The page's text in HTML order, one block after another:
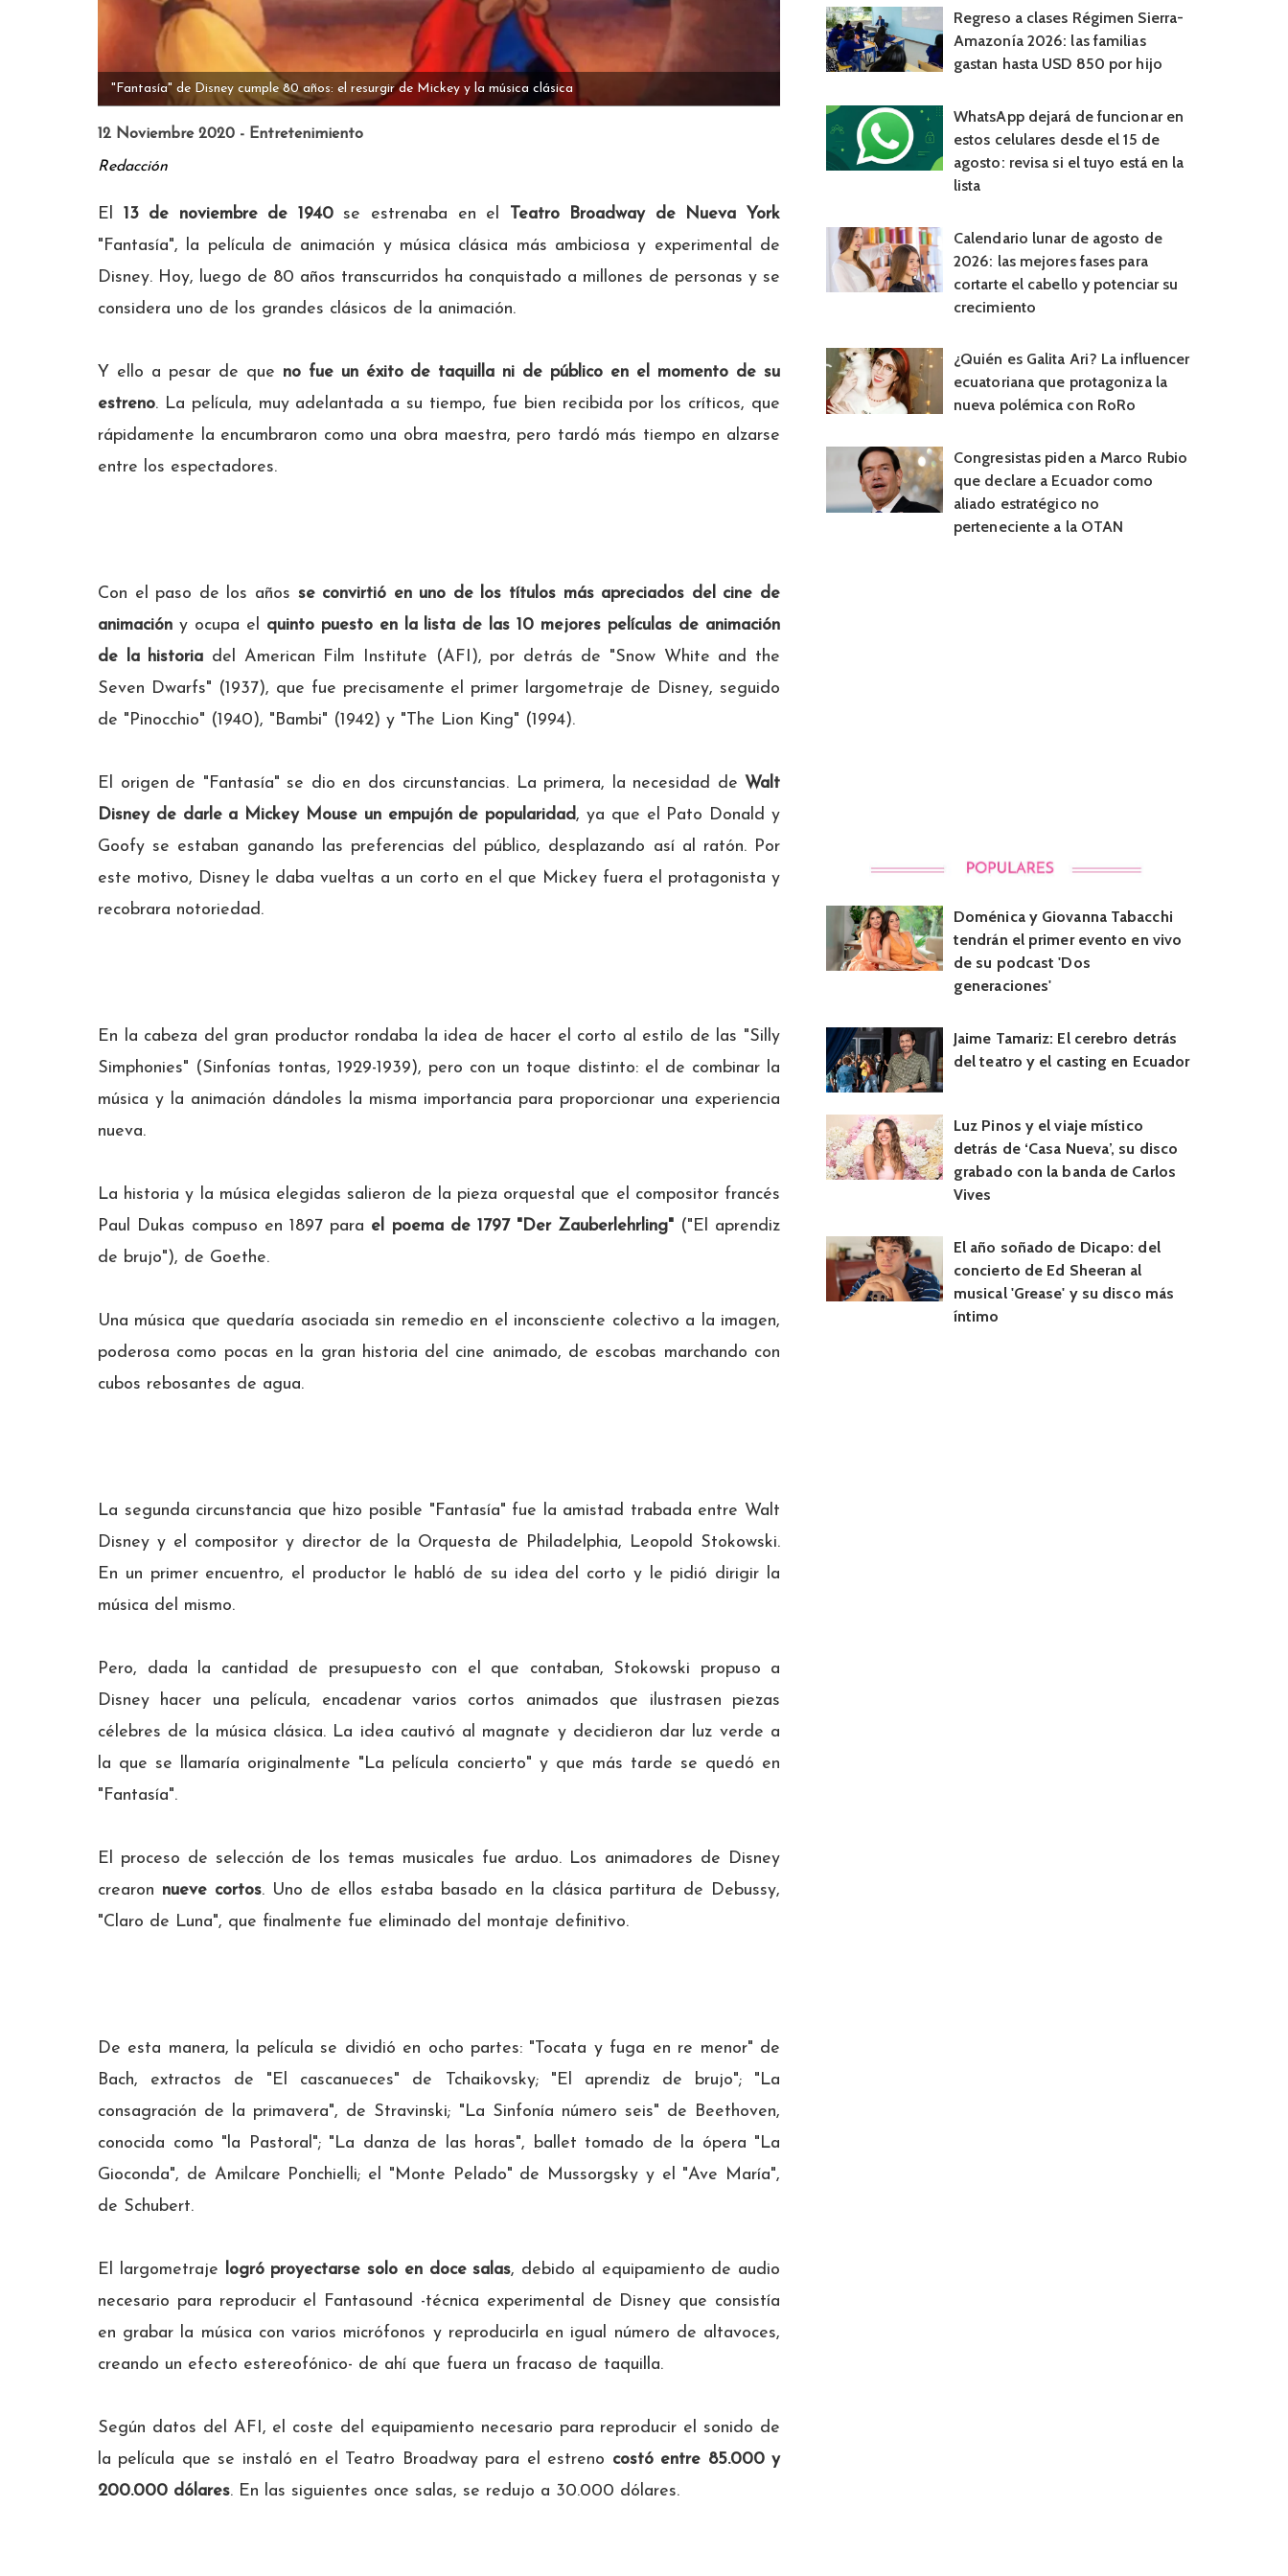
"Fantasía" de Disney cumple 80 años: el resurgir de Mickey y la música clásica
12 Noviembre 2020 - Entretenimiento
Redacción
El 13 de noviembre de 1940se estrenaba en el Teatro Broadway de Nueva York
"Fantasía", la película de animación y música clásica más ambiciosa y experimental de
Disney. Hoy, luego de 80 años transcurridos ha conquistado a millones de personas y se
considera uno de los grandes clásicos de la animación.
Y ello a pesar de que no fue un éxito de taquilla ni de público en el momento de su
estreno. La película, muy adelantada a su tiempo, fue bien recibida por los críticos, que
rápidamente la encumbraron como una obra maestra, pero tardó más tiempo en alzarse
entre los espectadores.
Con el paso de los años se convirtió en uno de los títulos más apreciados del cine de
animación y ocupa el quinto puesto en la lista de las 10 mejores películas de animación
de la historia del American Film Institute (AFI), por detrás de "Snow White and the
Seven Dwarfs" (1937), que fue precisamente el primer largometraje de Disney, seguido
de "Pinocchio" (1940), "Bambi" (1942) y "The Lion King" (1994).
El origen de "Fantasía" se dio en dos circunstancias. La primera, la necesidad de Walt
Disney de darle a Mickey Mouse un empujón de popularidad, ya que el Pato Donald y
Goofy se estaban ganando las preferencias del público, desplazando así al ratón. Por
este motivo, Disney le daba vueltas a un corto en el que Mickey fuera el protagonista y
recobrara notoriedad.
En la cabeza del gran productor rondaba la idea de hacer el corto al estilo de las "Silly
Simphonies" (Sinfonías tontas, 1929-1939), pero con un toque distinto: el de combinar la
música y la animación dándoles la misma importancia para proporcionar una experiencia
nueva.
La historia y la música elegidas salieron de la pieza orquestal que el compositor francés
Paul Dukas compuso en 1897 para el poema de 1797 "Der Zauberlehrling"("El aprendiz
de brujo"), de Goethe.
Una música que quedaría asociada sin remedio en el inconsciente colectivo a la imagen,
poderosa como pocas en la gran historia del cine animado, de escobas marchando con
cubos rebosantes de agua.
La segunda circunstancia que hizo posible "Fantasía" fue la amistad trabada entre Walt
Disney y el compositor y director de la Orquesta de Philadelphia, Leopold Stokowski.
En un primer encuentro, el productor le habló de su idea del corto y le pidió dirigir la
música del mismo.
Pero, dada la cantidad de presupuesto con el que contaban, Stokowski propuso a
Disney hacer una película, encadenar varios cortos animados que ilustrasen piezas
célebres de la música clásica. La idea cautivó al magnate y decidieron dar luz verde a
la que se llamaría originalmente "La película concierto" y que más tarde se quedó en
"Fantasía".
El proceso de selección de los temas musicales fue arduo. Los animadores de Disney
crearon nueve cortos. Uno de ellos estaba basado en la clásica partitura de Debussy,
"Claro de Luna", que finalmente fue eliminado del montaje definitivo.
De esta manera, la película se dividió en ocho partes: "Tocata y fuga en re menor" de
Bach, extractos de "El cascanueces" de Tchaikovsky; "El aprendiz de brujo"; "La
consagración de la primavera", de Stravinski; "La Sinfonía número seis" de Beethoven,
conocida como "la Pastoral"; "La danza de las horas", ballet tomado de la ópera "La
Gioconda", de Amilcare Ponchielli; el "Monte Pelado" de Mussorgsky y el "Ave María",
de Schubert.
El largometraje logró proyectarse solo en doce salas, debido al equipamiento de audio
necesario para reproducir el Fantasound -técnica experimental de Disney que consistía
en grabar la música con varios micrófonos y reproducirla en igual número de altavoces,
creando un efecto estereofónico- de ahí que fuera un fracaso de taquilla.
Según datos del AFI, el coste del equipamiento necesario para reproducir el sonido de
la película que se instaló en el Teatro Broadway para el estreno costó entre 85.000 y
200.000 dólares. En las siguientes once salas, se redujo a 30.000 dólares.
Regreso a clases Régimen Sierra-
Amazonía 2026: las familias
gastan hasta USD 850 por hijo
WhatsApp dejará de funcionar en
estos celulares desde el 15 de
agosto: revisa si el tuyo está en la
lista
Calendario lunar de agosto de
2026: las mejores fases para
cortarte el cabello y potenciar su
crecimiento
¿Quién es Galita Ari? La influencer
ecuatoriana que protagoniza la
nueva polémica con RoRo
Congresistas piden a Marco Rubio
que declare a Ecuador como
aliado estratégico no
perteneciente a la OTAN
Doménica y Giovanna Tabacchi
tendrán el primer evento en vivo
de su podcast 'Dos
generaciones'
Jaime Tamariz: El cerebro detrás
del teatro y el casting en Ecuador
Luz Pinos y el viaje místico
detrás de ‘Casa Nueva’, su disco
grabado con la banda de Carlos
Vives
El año soñado de Dicapo: del
concierto de Ed Sheeran al
musical 'Grease' y su disco más
íntimo